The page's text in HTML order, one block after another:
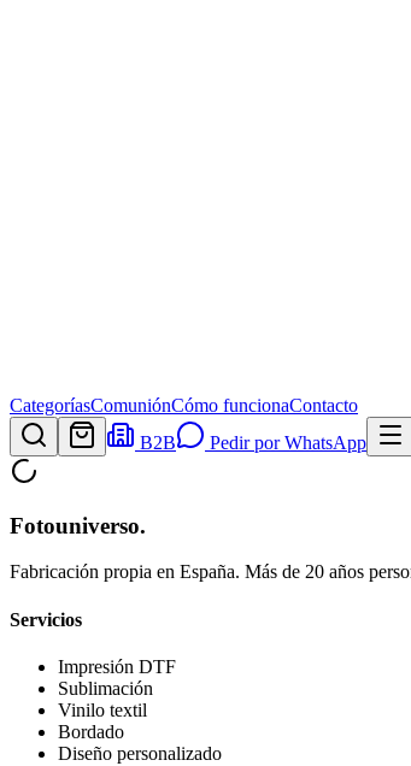
CategoríasComuniónCómo funcionaContacto
B2B
Pedir por WhatsApp
Fotouniverso.
Fabricación propia en España. Más de 20 años
Servicios
Impresión DTF
Sublimación
Vinilo textil
Bordado
Diseño personalizado